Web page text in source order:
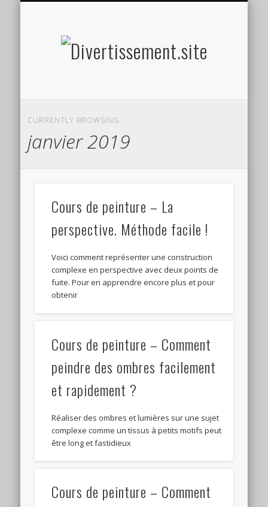
CURRENTLY BROWSING
janvier 2019
Cours de peinture – La
perspective. Méthode facile !
Voici comment représenter une construction
complexe en perspective avec deux points de
fuite. Pour en apprendre encore plus et pour
obtenir
Cours de peinture – Comment
peindre des ombres facilement
et rapidement ?
Réaliser des ombres et lumières sur une sujet
complexe comme un tissus à petits motifs peut
être long et fastidieux
Cours de peinture – Comment